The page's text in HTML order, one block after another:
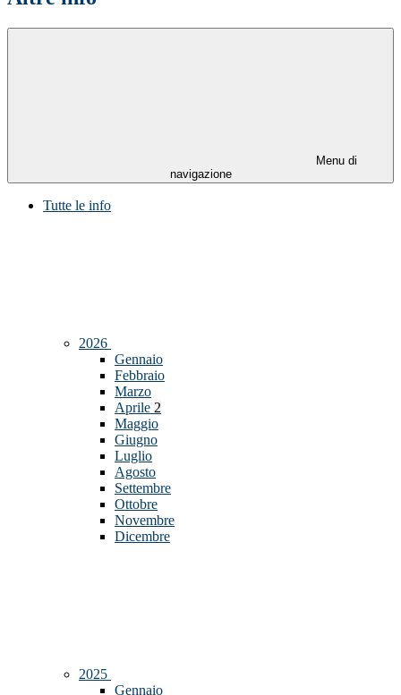
Menu di
navigazione
Tutte le info
2026
Gennaio
Febbraio
Marzo
Aprile 2
Maggio
Giugno
Luglio
Agosto
Settembre
Ottobre
Novembre
Dicembre
2025
Gennaio